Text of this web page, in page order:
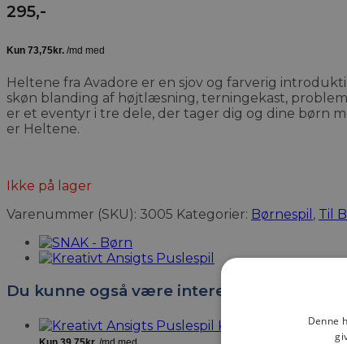
295,-
Heltene fra Avadore er en sjov og farverig
skøn blanding af højtlæsning, terningekast,
er et eventyr i tre dele, der tager dig og dine børn
er Heltene.
Ikke på lager
Varenummer (SKU): 3005 Kategorier: Børnespil , Til
Du kunne også være interesseret i…
Kreativt AnsigtsDenne